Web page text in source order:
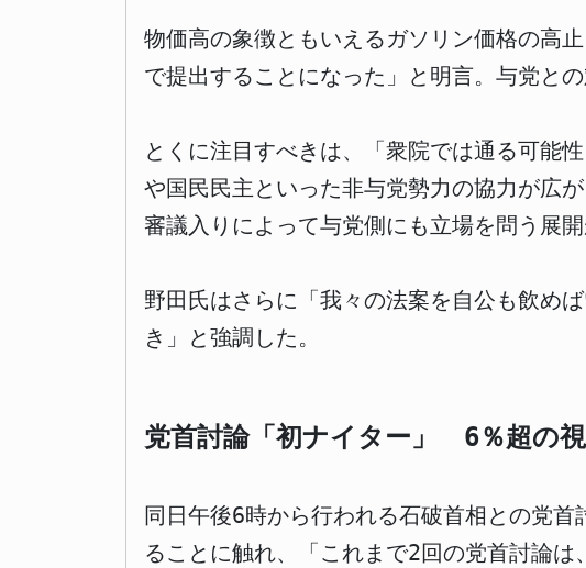
物価高の象徴ともいえるガソリン価格の高
で提出することになった」と明言。与党と
とくに注目すべきは、「衆院では通る可能
や国民民主といった非与党勢力の協力が広
審議入りによって与党側にも立場を問う展開
野田氏はさらに「我々の法案を自公も飲め
き」と強調した。
党首討論「初ナイター」 6％超の
同日午後6時から行われる石破首相との党
ることに触れ、「これまで2回の党首討論